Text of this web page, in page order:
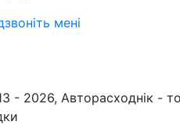
мені
- 2026, Авторасходнік -